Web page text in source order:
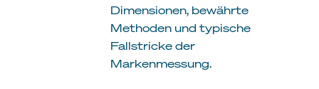
Dimensionen, bewährte
Methoden und typische
Fallstricke der
Markenmessung.